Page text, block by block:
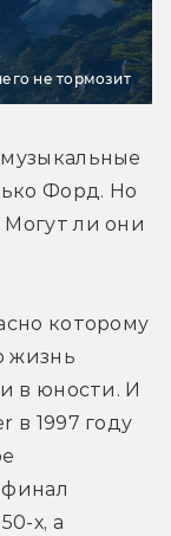
не тормозит
Форд. Но
ли они
которому
жизнь
в юности. И
в 1997 году
х, а